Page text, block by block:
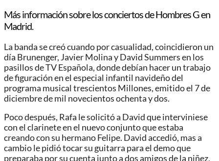
Más información sobre los conciertos de Hombres G en
Madrid.
La banda se creó cuando por casualidad, coincidieron un
día Brunenger, Javier Molina y David Summers en los
pasillos de TV Española, donde debían hacer un trabajo
de figuración en el especial infantil navideño del
programa musical trescientos Millones, emitido el 7 de
diciembre de mil novecientos ochenta y dos.
Poco después, Rafa le solicitó a David que interviniese
con el clarinete en el nuevo conjunto que estaba
creando con su hermano Felipe. David accedió, mas a
cambio le pidió tocar su guitarra para el demo que
preparaba por su cuenta junto a dos amigos de la niñez,